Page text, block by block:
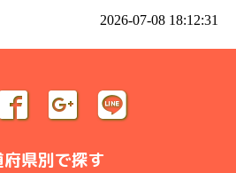
2026-07-08 18:12:31
府県別で探す